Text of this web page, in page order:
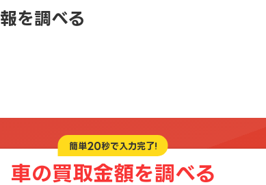
を調べる
簡単20秒で入力完了!
車の買取金額を調べる